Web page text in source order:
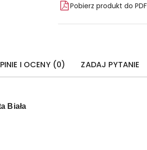
Pobierz produkt do PDF
I OCENY (0) ZADAJ PYTANIE
Biała